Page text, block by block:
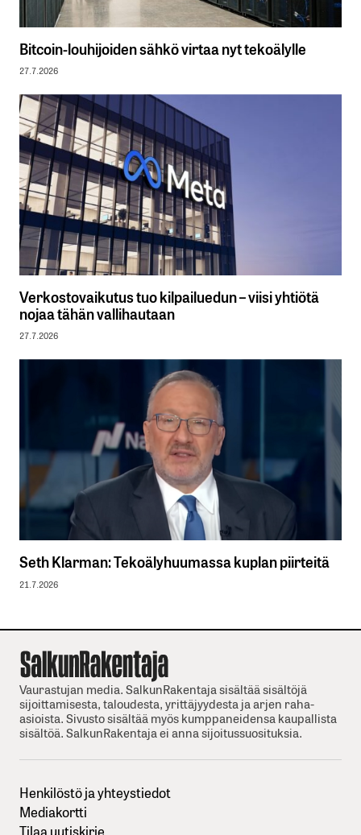
Bitcoin-louhijoiden sähkö virtaa nyt tekoälylle
27.7.2026
Verkostovaikutus tuo kilpailuedun – viisi yhtiötä
nojaa tähän vallihautaan
27.7.2026
Seth Klarman: Tekoälyhuumassa kuplan piirteitä
21.7.2026
Vaurastujan media. SalkunRakentaja sisältää sisältöjä
sijoittamisesta, taloudesta, yrittäjyydesta ja arjen raha-
asioista. Sivusto sisältää myös kumppaneidensa kaupallista
sisältöä. SalkunRakentaja ei anna sijoitussuosituksia.
Henkilöstö ja yhteystiedot
Mediakortti
Tilaa uutiskirje